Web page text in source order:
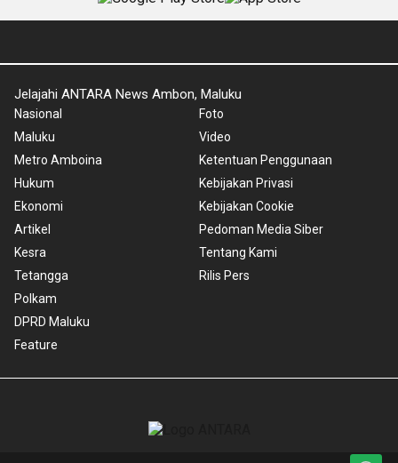
Jelajahi ANTARA News Ambon, Maluku
Nasional
Maluku
Metro Amboina
Hukum
Ekonomi
Artikel
Kesra
Tetangga
Polkam
DPRD Maluku
Feature
Foto
Video
Ketentuan Penggunaan
Kebijakan Privasi
Kebijakan Cookie
Pedoman Media Siber
Tentang Kami
Rilis Pers